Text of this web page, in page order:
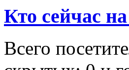
Кто сейчас
Всего